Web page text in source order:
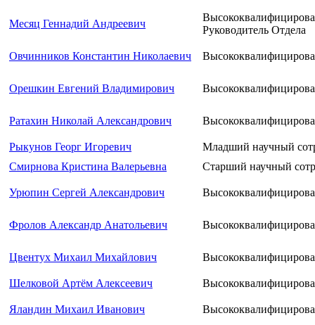
Месяц Геннадий Андреевич
Руководитель Отдела
Овчинников Константин Николаевич
Орешкин Евгений Владимирович
Ратахин Николай Александрович
Рыкунов Георг Игоревич
Младший научный
Смирнова Кристина Валерьевна
Старший научный
Урюпин Сергей Александрович
Фролов Александр Анатольевич
Цвентух Михаил Михайлович
Шелковой Артём Алексеевич
Яландин Михаил Иванович